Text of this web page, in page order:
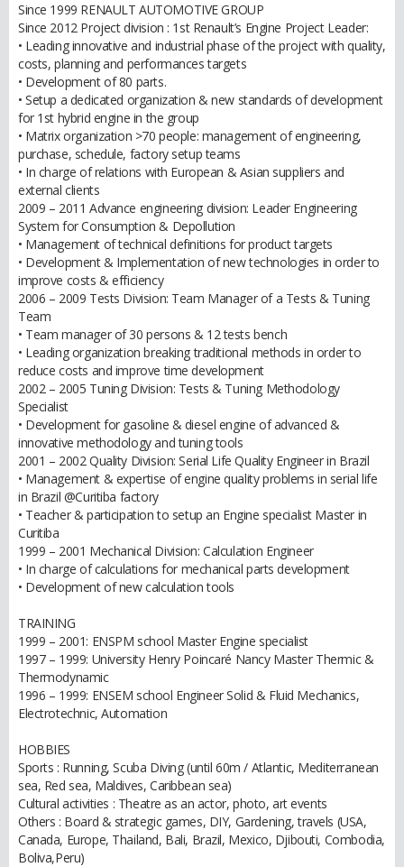
Since 1999 RENAULT AUTOMOTIVE GROUP
Since 2012 Project division : 1st Renault’s Engine Project Leader:
• Leading innovative and industrial phase of the project with quality,
costs, planning and performances targets
• Development of 80 parts.
• Setup a dedicated organization & new standards of development
for 1st hybrid engine in the group
• Matrix organization >70 people: management of engineering,
purchase, schedule, factory setup teams
• In charge of relations with European & Asian suppliers and
external clients
2009 – 2011 Advance engineering division: Leader Engineering
System for Consumption & Depollution
• Management of technical definitions for product targets
• Development & Implementation of new technologies in order to
improve costs & efficiency
2006 – 2009 Tests Division: Team Manager of a Tests & Tuning
Team
• Team manager of 30 persons & 12 tests bench
• Leading organization breaking traditional methods in order to
reduce costs and improve time development
2002 – 2005 Tuning Division: Tests & Tuning Methodology
Specialist
• Development for gasoline & diesel engine of advanced &
innovative methodology and tuning tools
2001 – 2002 Quality Division: Serial Life Quality Engineer in Brazil
• Management & expertise of engine quality problems in serial life
in Brazil @Curitiba factory
• Teacher & participation to setup an Engine specialist Master in
Curitiba
1999 – 2001 Mechanical Division: Calculation Engineer
• In charge of calculations for mechanical parts development
• Development of new calculation tools
TRAINING
1999 – 2001: ENSPM school Master Engine specialist
1997 – 1999: University Henry Poincaré Nancy Master Thermic &
Thermodynamic
1996 – 1999: ENSEM school Engineer Solid & Fluid Mechanics,
Electrotechnic, Automation
HOBBIES
Sports : Running, Scuba Diving (until 60m / Atlantic, Mediterranean
sea, Red sea, Maldives, Caribbean sea)
Cultural activities : Theatre as an actor, photo, art events
Others : Board & strategic games, DIY, Gardening, travels (USA,
Canada, Europe, Thailand, Bali, Brazil, Mexico, Djibouti, Combodia,
Boliva,Peru)